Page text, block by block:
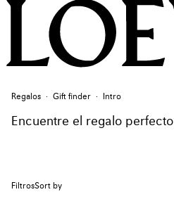
Regalos Gift finder Intro
Encuentre el regalo perfecto
FiltrosSort by